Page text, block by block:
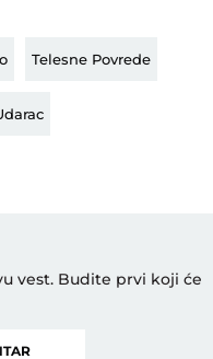
Telesne Povrede
vest. Budite prvi koji će